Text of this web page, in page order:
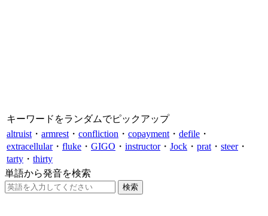
キーワードをランダムでピックアップ
altruist ・ armrest ・ confliction ・ copayment ・ defile ・
extracellular・ fluke ・ GIGO ・ instructor・ Jock ・ prat ・ steer・
tarty ・ thirty
単語から発音を検索